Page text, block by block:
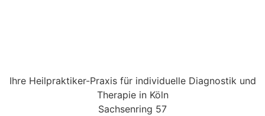
Ihre Heilpraktiker-Praxis für individuelle Diagnostik und
Therapie in Köln
Sachsenring 57